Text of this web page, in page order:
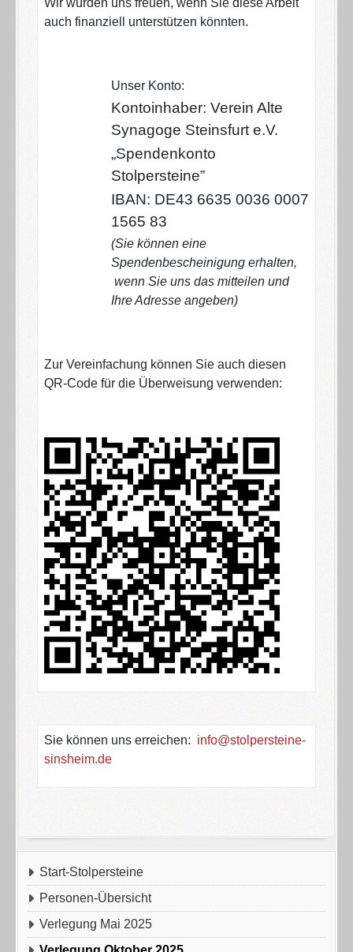
Start-Stolpersteine
Personen-Übersicht
Verlegung Mai 2025
Wir würden uns freuen, wenn Sie diese Arbeit
auch finanziell unterstützen könnten.
Unser Konto:
Kontoinhaber: Verein Alte
Synagoge Steinsfurt e.V.
„Spendenkonto
Stolpersteine”
IBAN: DE43 6635 0036 0007
1565 83
(Sie können eine
Spendenbescheinigung erhalten,
wenn Sie uns das mitteilen und
Ihre Adresse angeben)
Zur Vereinfachung können Sie auch diesen
QR-Code für die Überweisung verwenden:
Sie können uns erreichen: info@stolpersteine-
sinsheim.de